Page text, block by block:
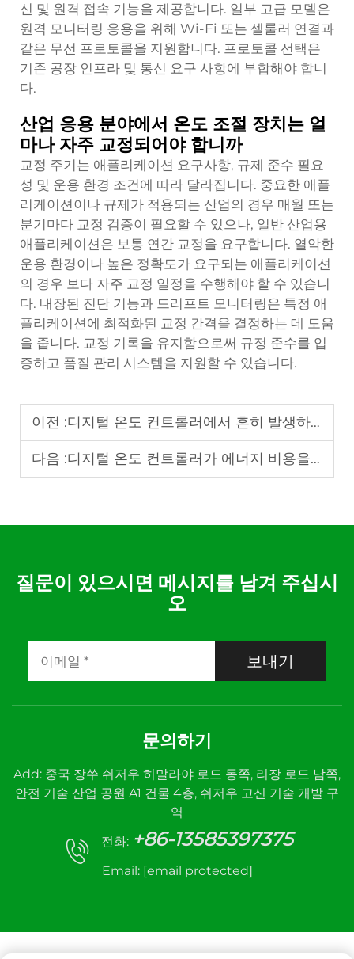
신 및 원격 접속 기능을 제공합니다. 일부 고급 모델은
원격 모니터링 응용을 위해 Wi-Fi 또는 셀룰러 연결과
같은 무선 프로토콜을 지원합니다. 프로토콜 선택은
기존 공장 인프라 및 통신 요구 사항에 부합해야 합니
다.
산업 응용 분야에서 온도 조절 장치는 얼
마나 자주 교정되어야 합니까
교정 주기는 애플리케이션 요구사항, 규제 준수 필요
성 및 운용 환경 조건에 따라 달라집니다. 중요한 애플
리케이션이나 규제가 적용되는 산업의 경우 매월 또는
분기마다 교정 검증이 필요할 수 있으나, 일반 산업용
애플리케이션은 보통 연간 교정을 요구합니다. 열악한
운용 환경이나 높은 정확도가 요구되는 애플리케이션
의 경우 보다 자주 교정 일정을 수행해야 할 수 있습니
다. 내장된 진단 기능과 드리프트 모니터링은 특정 애
플리케이션에 최적화된 교정 간격을 결정하는 데 도움
을 줍니다. 교정 기록을 유지함으로써 규정 준수를 입
증하고 품질 관리 시스템을 지원할 수 있습니다.
이전 :디지털 온도 컨트롤러에서 흔히 발생하는 문제 10가지 및 해결 방법
다음 :디지털 온도 컨트롤러가 에너지 비용을 절감하는 방법
질문이 있으시면 메시지를 남겨 주십시
오
보내기
문의하기
Add: 중국 장쑤 쉬저우 히말라야 로드 동쪽, 리장 로드 남쪽,
안전 기술 산업 공원 A1 건물 4층, 쉬저우 고신 기술 개발 구
역
전화: +86-13585397375
Email: [email protected]